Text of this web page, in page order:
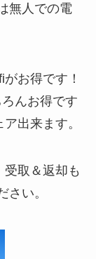
無人での電
お得です！
んお得です
出来ます。
取＆返却も
さい。